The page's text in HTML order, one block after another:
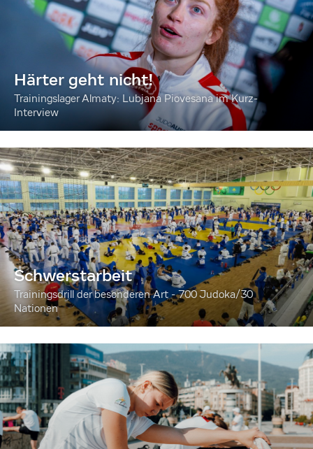
Härter geht nicht!
Trainingslager Almaty: Lubjana Piovesana im Kurz-
Interview
Schwerstarbeit
Trainingsdrill der besonderen Art - 700 Judoka/30
Nationen